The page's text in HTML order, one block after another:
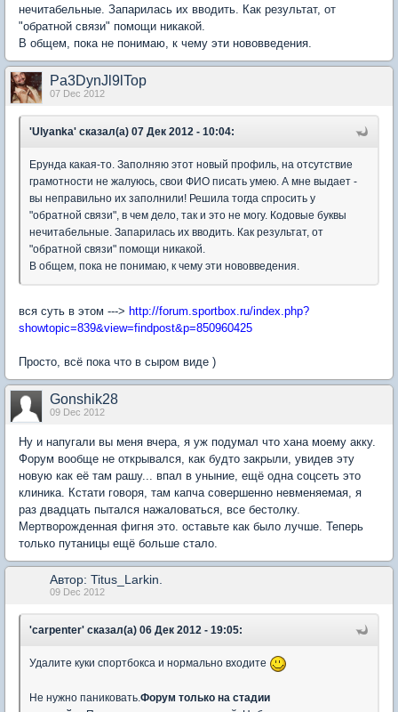
нечитабельные. Запарилась их вводить. Как результат, от
"обратной связи" помощи никакой.
В общем, пока не понимаю, к чему эти нововведения.
Pa3DynJl9lTop
07 Dec 2012
'Ulyanka' сказал(а) 07 Дек 2012 - 10:04:
Ерунда какая-то. Заполняю этот новый профиль, на отсутствие
грамотности не жалуюсь, свои ФИО писать умею. А мне выдает -
вы неправильно их заполнили! Решила тогда спросить у
"обратной связи", в чем дело, так и это не могу. Кодовые буквы
нечитабельные. Запарилась их вводить. Как результат, от
"обратной связи" помощи никакой.
В общем, пока не понимаю, к чему эти нововведения.
вся суть в этом ---> http://forum.sportbox.ru/index.php?
showtopic=839&view=findpost&p=850960425
Просто, всё пока что в сыром виде )
Gonshik28
09 Dec 2012
Ну и напугали вы меня вчера, я уж подумал что хана моему акку.
Форум вообще не открывался, как будто закрыли, увидев эту
новую как её там рашу... впал в уныние, ещё одна соцсеть это
клиника. Кстати говоря, там капча совершенно невменяемая, я
раз двадцать пытался нажаловаться, все бестолку.
Мертворожденная фигня это. оставьте как было лучше. Теперь
только путаницы ещё больше стало.
Автор: Titus_Larkin.
09 Dec 2012
'carpenter' сказал(а) 06 Дек 2012 - 19:05:
Удалите куки спортбокса и нормально входите
Не нужно паниковать. Форум только на стадии